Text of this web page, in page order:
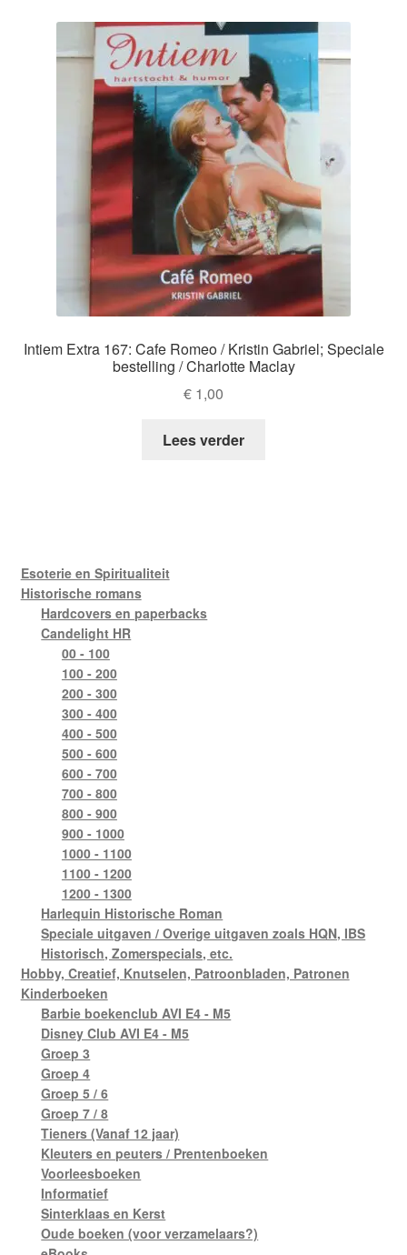
Intiem Extra 167: Cafe Romeo / Kristin Gabriel; Speciale
bestelling / Charlotte Maclay
€ 1,00
Lees verder
Esoterie en Spiritualiteit
Historische romans
Hardcovers en paperbacks
Candelight HR
00 - 100
100 - 200
200 - 300
300 - 400
400 - 500
500 - 600
600 - 700
700 - 800
800 - 900
900 - 1000
1000 - 1100
1100 - 1200
1200 - 1300
Harlequin Historische Roman
Speciale uitgaven / Overige uitgaven zoals HQN, IBS
Historisch, Zomerspecials, etc.
Hobby, Creatief, Knutselen, Patroonbladen, Patronen
Kinderboeken
Barbie boekenclub AVI E4 - M5
Disney Club AVI E4 - M5
Groep 3
Groep 4
Groep 5 / 6
Groep 7 / 8
Tieners (Vanaf 12 jaar)
Kleuters en peuters / Prentenboeken
Voorleesboeken
Informatief
Sinterklaas en Kerst
Oude boeken (voor verzamelaars?)